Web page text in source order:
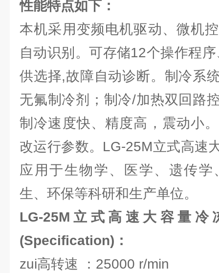
性能特点如下：
本机采用变频电机驱动、微机
自动识别。可存储12个操作程
供选择,故障自动诊断。制冷系
无氟制冷剂；制冷/加热双回路
制冷速度快、精度高，震动小
改运行参数。LG-25M立式高速
应用于生物学、医学、遗传
生、环保等科研和生产单位。
LG-25M立式高速大容量
(Specification)：
zui高转速 ：25000 r/min